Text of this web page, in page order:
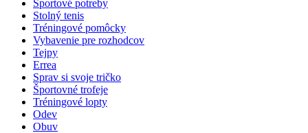
Športové potreby
Stolný tenis
Tréningové pomôcky
Vybavenie pre rozhodcov
Tejpy
Errea
Sprav si svoje tričko
Športovné trofeje
Tréningové lopty
Odev
Obuv